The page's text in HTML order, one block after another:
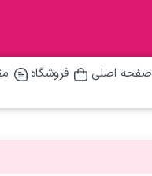
صفحه اصلی فروشگاه